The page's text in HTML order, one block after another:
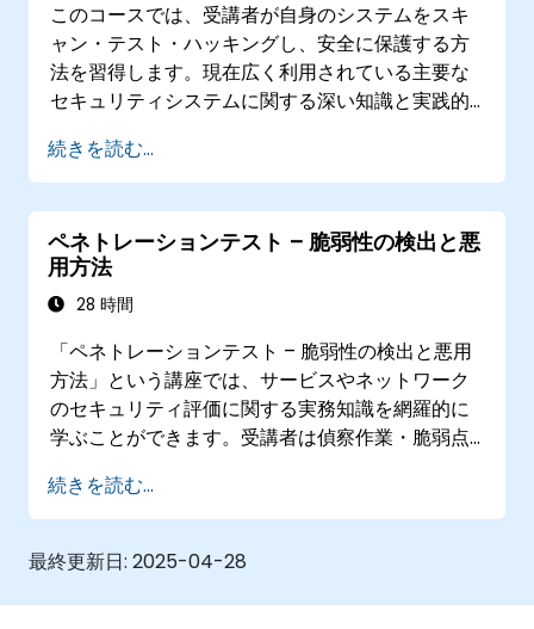
このコースでは、受講者が自身のシステムをスキ
ャン・テスト・ハッキングし、安全に保護する方
法を習得します。現在広く利用されている主要な
セキュリティシステムに関する深い知識と実践的
の仕組みを学び、その後は自分自身のネットワー
クに対して安全な範囲内でスキャンや攻撃を実施
しますが、実際にシステムへの損害は生じませ
ん。さらに不正アクセス者が権限をどのように昇
格させるのか、そしてシステム保護のためにはど
のような対策が必要かについても学びます。その
ンジニアリング、DDoS攻撃、バッファオーバーフ
ローやウイルス生成に関する内容も含まれます。
続きを読む...
ペネトレーションテスト – 脆弱性の検出と悪
用方法
28 時間
「ペネトレーションテスト – 脆弱性の検出と悪用
方法」という講座では、サービスやネットワーク
のセキュリティ評価に関する実務知識を網羅的に
学ぶことができます。受講者は偵察作業・脆弱点
消去法など、ペネトレーションテストの主要要素
すべてに精通していきます。さらにシステム解析
手法やソーシャルエンジニアリング技術、報告書
下で実践演習を繰り返す機会も提供します。
続きを読む...
最終更新日: 2025-04-28